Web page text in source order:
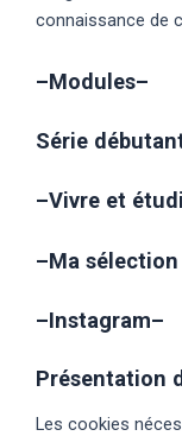
connaissance de
–Modules–
Série
–Vivre et
–Ma
–Instagram–
Présentation
Les cookies